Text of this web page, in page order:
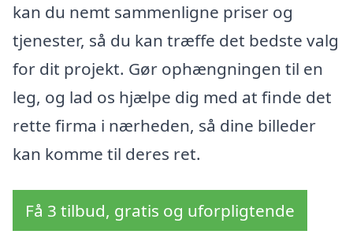
kan du nemt sammenligne priser og
tjenester, så du kan træffe det bedste valg
for dit projekt. Gør ophængningen til en
leg, og lad os hjælpe dig med at finde det
rette firma i nærheden, så dine billeder
kan komme til deres ret.
Få 3 tilbud, gratis og uforpligtende